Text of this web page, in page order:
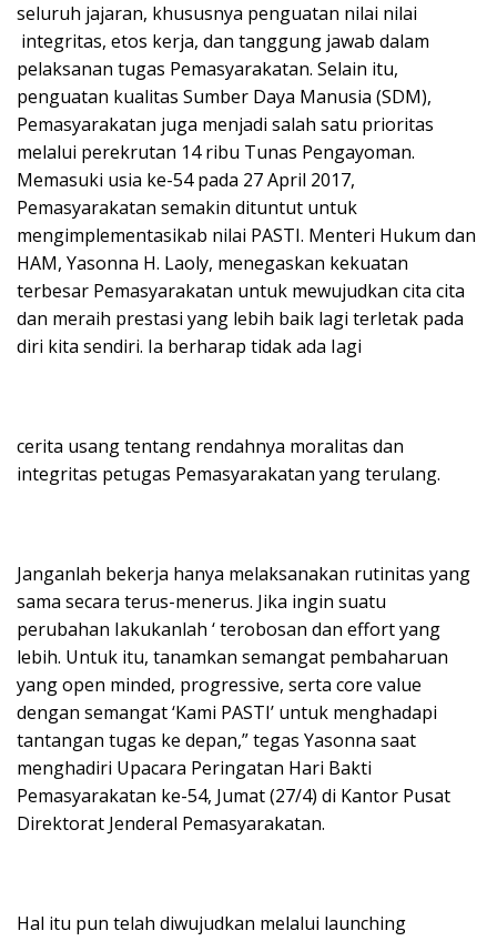
seluruh jajaran, khususnya penguatan nilai nilai
integritas, etos kerja, dan tanggung jawab dalam
pelaksanan tugas Pemasyarakatan. Selain itu,
penguatan kualitas Sumber Daya Manusia (SDM),
Pemasyarakatan juga menjadi salah satu prioritas
melalui perekrutan 14 ribu Tunas Pengayoman.
Memasuki usia ke-54 pada 27 April 2017,
Pemasyarakatan semakin dituntut untuk
mengimplementasikab nilai PASTI. Menteri Hukum dan
HAM, Yasonna H. Laoly, menegaskan kekuatan
terbesar Pemasyarakatan untuk mewujudkan cita cita
dan meraih prestasi yang lebih baik lagi terletak pada
diri kita sendiri. Ia berharap tidak ada Iagi
cerita usang tentang rendahnya moralitas dan
integritas petugas Pemasyarakatan yang terulang.
Janganlah bekerja hanya melaksanakan rutinitas yang
sama secara terus-menerus. Jika ingin suatu
perubahan Iakukanlah ‘ terobosan dan effort yang
lebih. Untuk itu, tanamkan semangat pembaharuan
yang open minded, progressive, serta core value
dengan semangat ‘Kami PASTI’ untuk menghadapi
tantangan tugas ke depan,” tegas Yasonna saat
menghadiri Upacara Peringatan Hari Bakti
Pemasyarakatan ke-54, Jumat (27/4) di Kantor Pusat
Direktorat Jenderal Pemasyarakatan.
Hal itu pun telah diwujudkan melalui launching